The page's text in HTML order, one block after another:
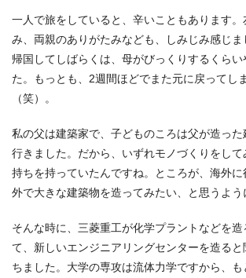
一人で旅をしていると、辛いこともあります。
み、両親のありがたみなども、しみじみ感じ
帰国してしばらくは、母がびっくりするくらい
た。もっとも、2週間ほどでまた元に戻ってし
（笑）。
私の父は建築家で、子どものころは父が造った
行きました。だから、いずれモノづくりをし
持ちを持っていたんですね。ところが、海外
外で大きな建築物を造ってみたい、と思うよう
そんな時に、三菱重工が化学プラントなどを造
て、新しいエンジニアリングセンターを造る
ちました。大学の専攻は流体力学ですから、